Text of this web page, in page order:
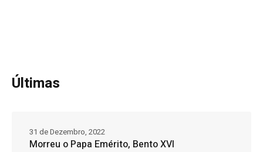
Últimas
Morreu o Papa Emérito, Bento XVI
31 de Dezembro, 2022